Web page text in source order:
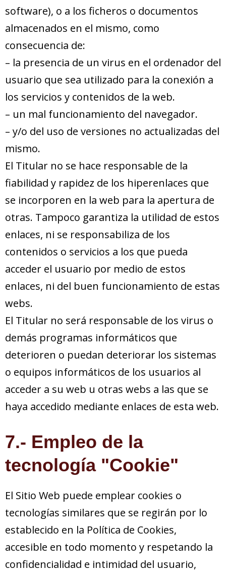
software), o a los ficheros o documentos
almacenados en el mismo, como
consecuencia de:
– la presencia de un virus en el ordenador del
usuario que sea utilizado para la conexión a
los servicios y contenidos de la web.
– un mal funcionamiento del navegador.
– y/o del uso de versiones no actualizadas del
mismo.
El Titular no se hace responsable de la
fiabilidad y rapidez de los hiperenlaces que
se incorporen en la web para la apertura de
otras. Tampoco garantiza la utilidad de estos
enlaces, ni se responsabiliza de los
contenidos o servicios a los que pueda
acceder el usuario por medio de estos
enlaces, ni del buen funcionamiento de estas
webs.
El Titular no será responsable de los virus o
demás programas informáticos que
deterioren o puedan deteriorar los sistemas
o equipos informáticos de los usuarios al
acceder a su web u otras webs a las que se
haya accedido mediante enlaces de esta web.
7.- Empleo de la
tecnología "Cookie"
El Sitio Web puede emplear cookies o
tecnologías similares que se regirán por lo
establecido en la Política de Cookies,
accesible en todo momento y respetando la
confidencialidad e intimidad del usuario,